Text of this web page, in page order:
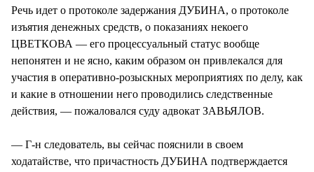
Речь идет о протоколе задержания ДУБИНА, о протоколе
изъятия денежных средств, о показаниях некоего
ЦВЕТКОВА — его процессуальный статус вообще
непонятен и не ясно, каким образом он привлекался для
участия в оперативно-розыскных мероприятиях по делу, как
и какие в отношении него проводились следственные
действия, — пожаловался суду адвокат ЗАВЬЯЛОВ.
— Г-н следователь, вы сейчас пояснили в своем
ходатайстве, что причастность ДУБИНА подтверждается